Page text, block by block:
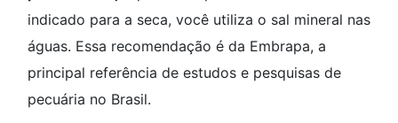
indicado para a seca, você utiliza o sal mineral nas
águas. Essa recomendação é da Embrapa, a
principal referência de estudos e pesquisas de
pecuária no Brasil.